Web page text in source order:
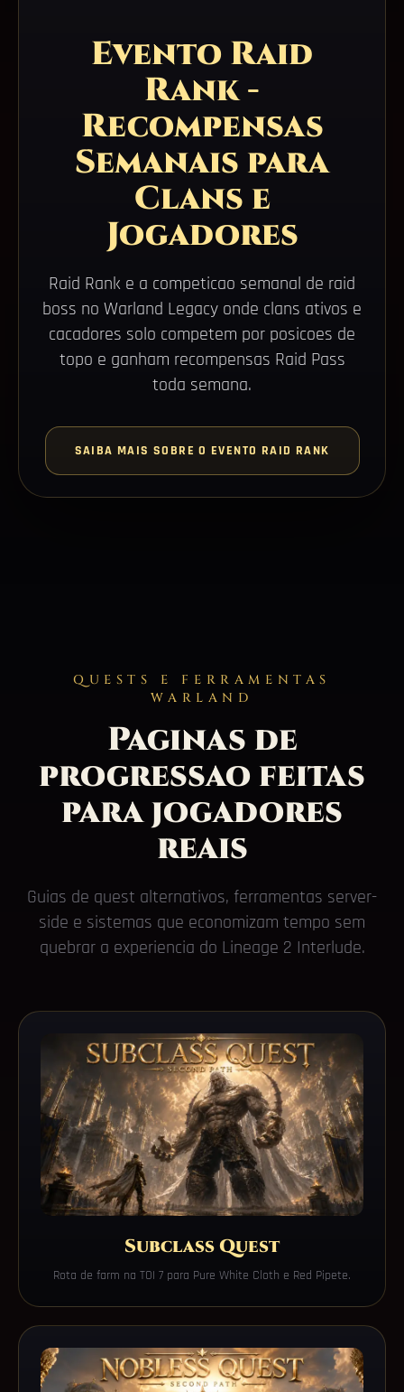
Evento Raid
Rank -
Recompensas
Semanais para
Clans e
Jogadores
Raid Rank e a competicao semanal de raid
boss no Warland Legacy onde clans ativos e
cacadores solo competem por posicoes de
topo e ganham recompensas Raid Pass
toda semana.
SAIBA MAIS SOBRE O EVENTO RAID RANK
QUESTS E FERRAMENTAS
WARLAND
Paginas de
progressao feitas
para jogadores
reais
Guias de quest alternativos, ferramentas server-
side e sistemas que economizam tempo sem
quebrar a experiencia do Lineage 2 Interlude.
Subclass Quest
Rota de farm na TOI 7 para Pure White Cloth e Red Pipete.